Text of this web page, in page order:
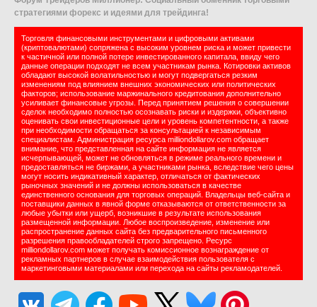
стратегиями форекс и идеями для трейдинга!
Торговля финансовыми инструментами и цифровыми активами
(криптовалютами) сопряжена с высоким уровнем риска и может привести
к частичной или полной потере инвестированного капитала, ввиду чего
данные операции подходят не всем участникам рынка. Котировки активов
обладают высокой волатильностью и могут подвергаться резким
изменениям под влиянием внешних экономических или политических
факторов; использование маржинального кредитования дополнительно
усиливает финансовые угрозы. Перед принятием решения о совершении
сделок необходимо полностью осознавать риски и издержки, объективно
оценивать свои инвестиционные цели и уровень компетентности, а также
при необходимости обращаться за консультацией к независимым
специалистам. Администрация ресурса milliondollarov.com обращает
внимание, что представленная на сайте информация не является
исчерпывающей, может не обновляться в режиме реального времени и
предоставляться не биржами, а участниками рынка, вследствие чего цены
могут носить индикативный характер, отличаться от фактических
рыночных значений и не должны использоваться в качестве
единственного основания для торговых операций. Владельцы веб-сайта и
поставщики данных в явной форме отказываются от ответственности за
любые убытки или ущерб, возникшие в результате использования
размещенной информации. Любое воспроизведение, изменение или
распространение данных сайта без предварительного письменного
разрешения правообладателей строго запрещено. Ресурс
milliondollarov.com может получать комиссионное вознаграждение от
рекламных партнеров в случае взаимодействия пользователя с
маркетинговыми материалами или перехода на сайты рекламодателей.